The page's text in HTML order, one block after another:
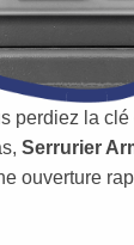
perdiez la clé
Serrurier
ouverture